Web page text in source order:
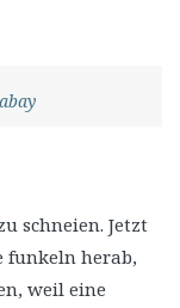
schneien. Jetzt
funkeln herab,
weil eine